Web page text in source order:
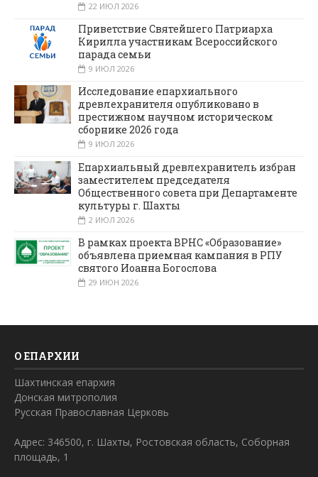
22 ИЮЛ 2026
Приветствие Святейшего Патриарха
Кирилла участникам Всероссийского
парада семьи
9 ИЮЛ 2026
Исследование епархиального
древлехранителя опубликовано в
престижном научном историческом
сборнике 2026 года
9 ИЮЛ 2026
Епархиальный древлехранитель избран
заместителем председателя
Общественного совета при Департаменте
культуры г. Шахты
2 ИЮЛ 2026
В рамках проекта ВРНС «Образование»
объявлена приемная кампания в РПУ
святого Иоанна Богослова
29 ИЮН 2026
О ЕПАРХИИ
Шахтинская епархия
Донская митрополия
Русская Православная Церковь
Адрес: 346500, г. Шахты, Ростовская область, Соборная
площадь, 1